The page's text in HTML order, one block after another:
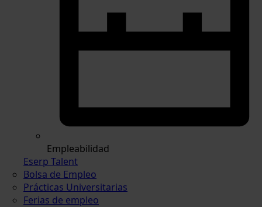
Empleabilidad
Eserp Talent
Bolsa de Empleo
Prácticas Universitarias
Ferias de empleo